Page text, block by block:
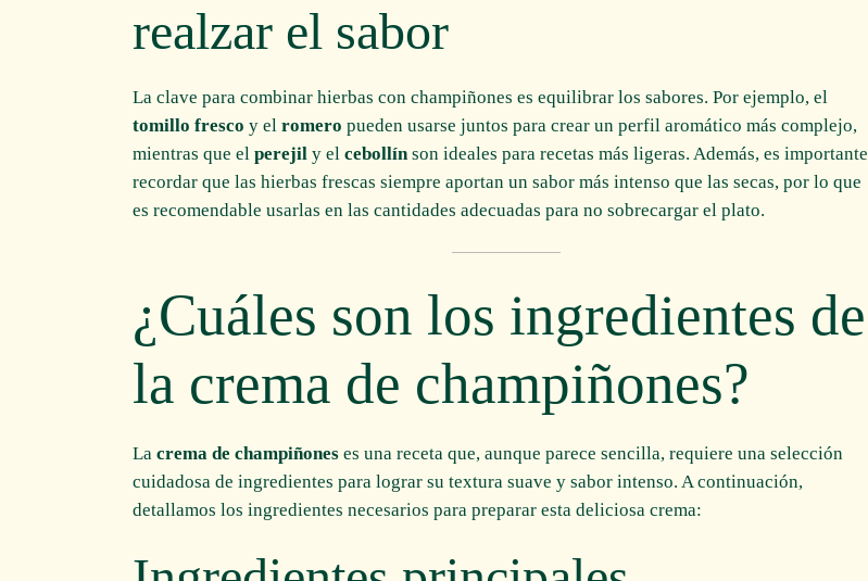
realzar el sabor
La clave para combinar hierbas con champiñones es equilibrar los sabores. Por ejemplo, el
tomillo fresco y el romero pueden usarse juntos para crear un perfil aromático más complejo,
mientras que el perejil y el cebollín son ideales para recetas más ligeras. Además, es importante
recordar que las hierbas frescas siempre aportan un sabor más intenso que las secas, por lo que
es recomendable usarlas en las cantidades adecuadas para no sobrecargar el plato.
¿Cuáles son los ingredientes de
la crema de champiñones?
La crema de champiñones es una receta que, aunque parece sencilla, requiere una selección
cuidadosa de ingredientes para lograr su textura suave y sabor intenso. A continuación,
detallamos los ingredientes necesarios para preparar esta deliciosa crema: